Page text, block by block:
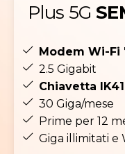
Plus 5G
Modem Wi-Fi
2.5 Gigabit
Chiavetta
30 Giga/mese
Prime per 12
Giga illimitati e